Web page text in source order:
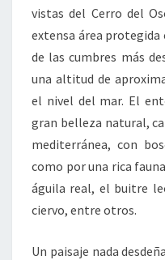
vistas del Cerro del
extensa área protegida
de las cumbres más
una altitud de
el nivel del mar. El
gran belleza natural,
mediterránea, con
como por una rica
águila real, el buitre
ciervo, entre otros.
Un paisaje nada